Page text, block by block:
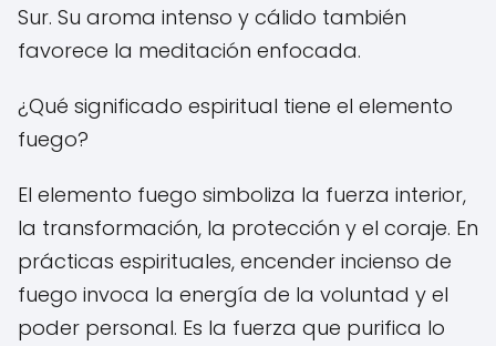
Sur. Su aroma intenso y cálido también
favorece la meditación enfocada.
¿Qué significado espiritual tiene el elemento
fuego?
El elemento fuego simboliza la fuerza interior,
la transformación, la protección y el coraje. En
prácticas espirituales, encender incienso de
fuego invoca la energía de la voluntad y el
poder personal. Es la fuerza que purifica lo